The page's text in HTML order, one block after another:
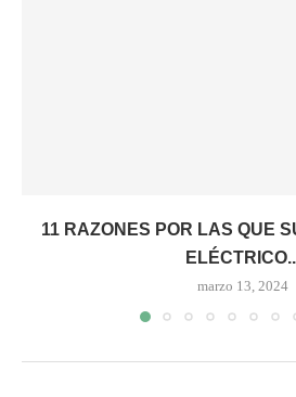
11 RAZONES POR LAS QUE
marzo 13, 2024